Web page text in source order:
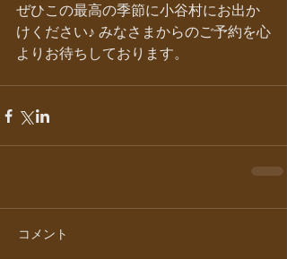
ぜひこの最高の季節に小谷村にお出か
けください♪ みなさまからのご予約を心
よりお待ちしております。
コメント